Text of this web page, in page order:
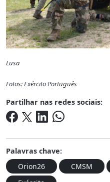
Lusa
Fotos: Exército Português
Partilhar nas redes sociais:
Palavras chave:
Orion26
CMSM